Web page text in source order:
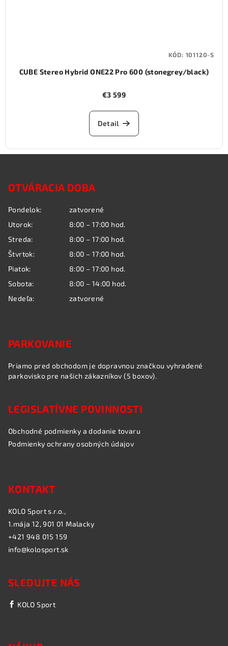
CUBE Stereo Hybrid ONE22 Pro 600 (stonegrey/black)
€3 599
Detail
KÓD: 101120-S
OTVÁRACIA DOBA
Pondelok:
zatvorené
Utorok:
8:00 – 17:00 hod.
Streda:
8:00 – 17:00 hod.
Štvrtok:
8:00 – 17:00 hod.
Piatok:
8:00 – 17:00 hod.
Sobota:
8:00 – 14:00 hod.
Nedeľa:
zatvorené
PARKOVANIE
Priamo pred obchodom je dopravnou značkou vyhradené
parkovisko pre našich zákazníkov (5 boxov).
LEGISLATÍVNE POVINNOSTI
Obchodné podmienky a dodanie tovaru
Podmienky ochrany osobných údajov
KONTAKT
KOLO Sport s.r.o.,
1.mája 12, 901 01 Malacky
+421 948 015 159
info@kolosport.sk
SLEDUJTE NÁS
KOLO Sport